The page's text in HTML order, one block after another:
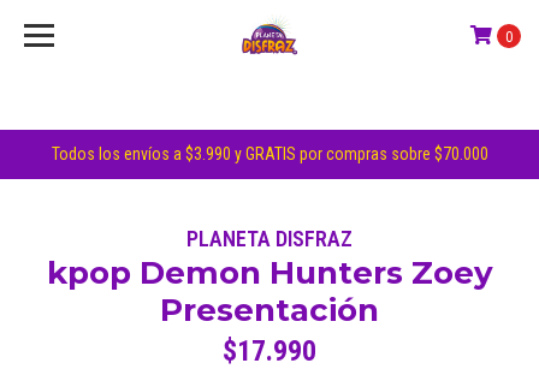
Todos los envíos a $3.990 y GRATIS por compras sobre $70.000
0
PLANETA DISFRAZ
kpop Demon Hunters Zoey
Presentación
$17.990